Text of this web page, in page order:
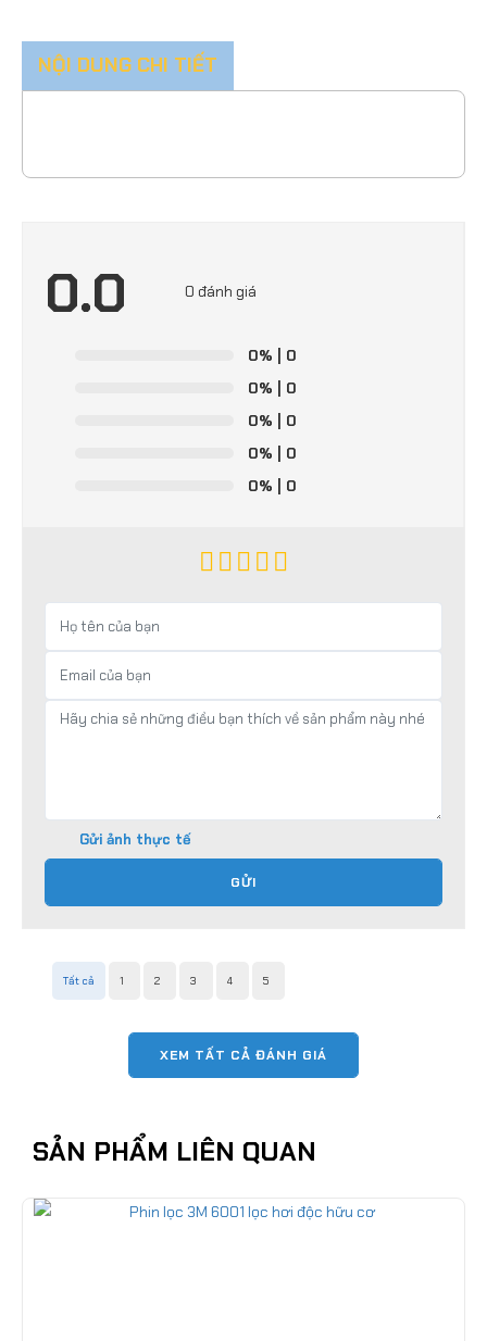
NỘI DUNG CHI TIẾT
0.0 0 đánh giá
0% | 0
0% | 0
0% | 0
0% | 0
0% | 0
Gửi ảnh thực tế
GỬI
Tất cả 1 2 3 4 5
XEM TẤT CẢ ĐÁNH GIÁ
SẢN PHẨM LIÊN QUAN